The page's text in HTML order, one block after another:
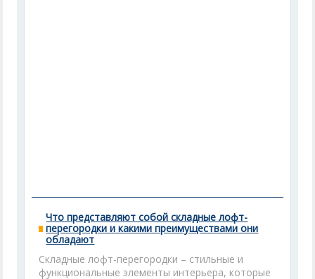
Что представляют собой складные лофт-
перегородки и какими преимуществами они
обладают
Складные лофт-перегородки – стильные и
функциональные элементы интерьера, которые